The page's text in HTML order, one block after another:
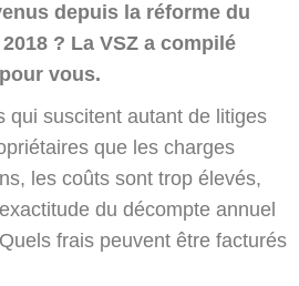
depuis la réforme du
? La VSZ a compilé
vous.
qui suscitent autant de litiges
que les charges
les coûts sont trop élevés,
du décompte annuel
frais peuvent être facturés